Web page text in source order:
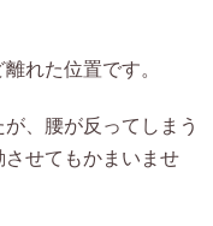
れた位置です。
、腰が反ってしまう
させてもかまいませ